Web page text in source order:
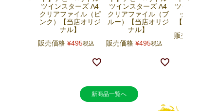
ツインスターズ A4
クリアファイル（ピ
ンク）【当店オリジ
ナル】
販売価格 ¥495税込
ツインスターズ A4
クリアファイル（ブ
ルー）【当店オリジ
ナル】
販売価格 ¥495税込
ツインスター
ッカー（ピ
【当店オリ
販売価格
新商品一覧へ